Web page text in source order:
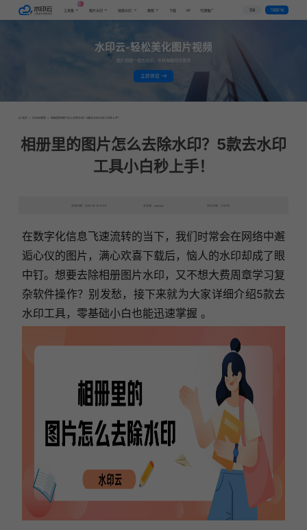
工具集 图片水印 视频水印 教程 下载 VIP 代理推广 登录 下载客户端
水印云-轻松美化图片视频
图片视频一键去水印，手机电脑均可使用
立即体验
首页 > 水印云教程 > 相册里的图片怎么去除水印？5款去水印工具小白秒上手！
相册里的图片怎么去除水印？5款去水印
工具小白秒上手！
发布日期：2025-08-16 10:46 发表者：qianqian 浏览次数：4387次
在数字化信息飞速流转的当下，我们时常会在网络中邂
逅心仪的图片，满心欢喜下载后，恼人的水印却成了眼
中钉。想要去除相册图片水印，又不想大费周章学习复
杂软件操作？别发愁，接下来就为大家详细介绍5款去
水印工具，零基础小白也能迅速掌握 。